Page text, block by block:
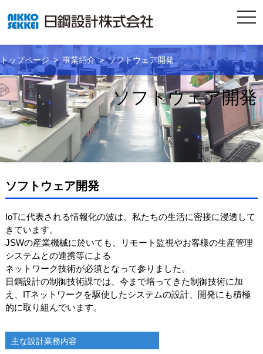
ソフトウェア開発
トップページ 事業紹介 ソフトウェア開発
ソフトウェア開発
IoTに代表される情報化の波は、私たちの生活に密接に浸透して
きています。
JSWの産業機械に於いても、リモート監視やお客様の生産管理
システムとの連携等による
ネットワーク技術が必須となって参りました。
日鋼設計の制御技術課では、今まで培ってきた制御技術に加
え、ITネットワークを駆使したシステムの設計、開発にも積極
的に取り組んでいます。
主な設計業務内容